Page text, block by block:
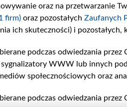
oraz na przetwarzanie
firm) oraz pozostałych Zaufanych
ich skuteczności) i
podczas odwiedzania przez
WWW lub innych
społecznościowych oraz
podczas odwiedzania przez